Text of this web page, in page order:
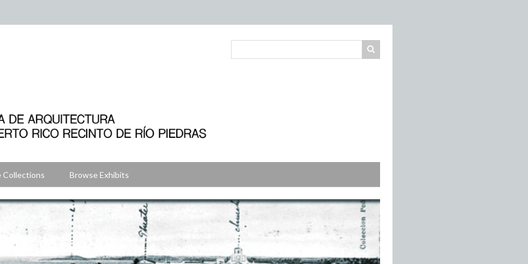
Collections Browse Exhibits